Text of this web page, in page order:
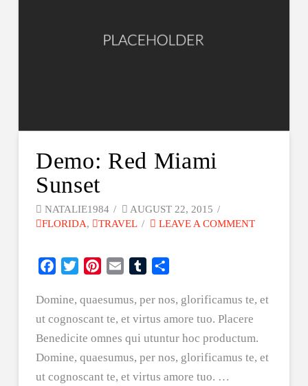
Demo: Red Miami
Sunset
NATALIE1984
AUGUST 22, 2015
FLORIDA, TRAVEL LEAVE A COMMENT
Facebook
Twitter PinterestEmail Tumblr
Domine, quaesumus, per nos, glorificamus te, et
ut cognoscant te, et virtus amore tuo. Placere
Benedicite omnes qui utuntur hoc productum.
Domine, quaesumus, per nos, glorificamus te, et
ut cognoscant te, et virtus amore tuo. …